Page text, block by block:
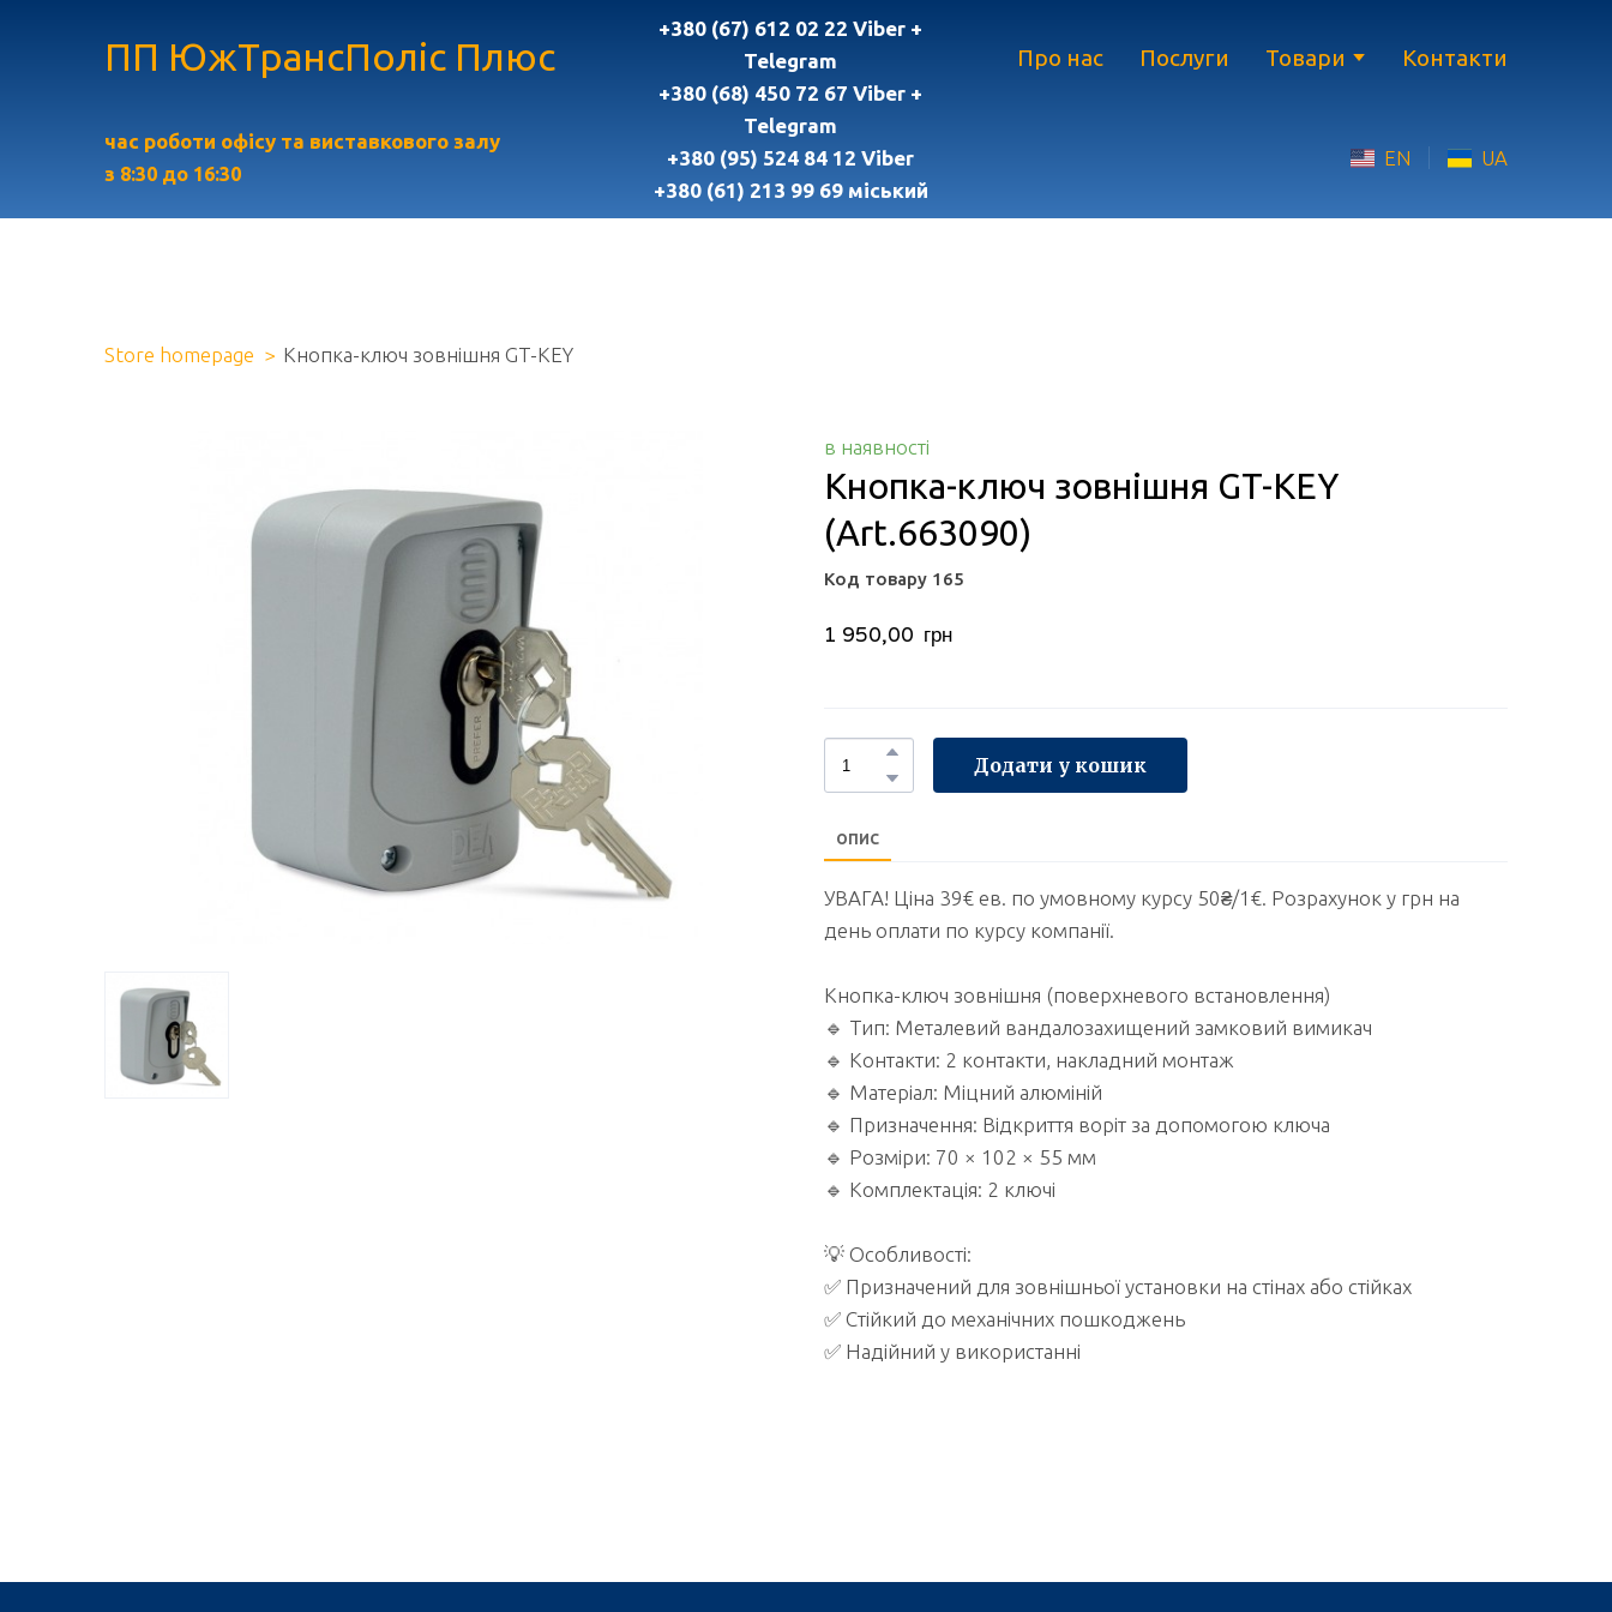
ПП ЮжТрансПоліс Плюс
час роботи офісу та виставкового залу
з 8:30 до 16:30
+380 (67) 612 02 22 Viber +
Telegram
+380 (68) 450 72 67 Viber +
Telegram
+380 (95) 524 84 12 Viber
+380 (61) 213 99 69 міський
Про нас Послуги Товари Контакти
EN UA
Store homepage Кнопка-ключ зовнішня GT-KEY
в наявності
Кнопка-ключ зовнішня GT-KEY
(Art.663090)
Код товару 165
1 950,00  грн
Додати у кошик
ОПИС
УВАГА! Ціна 39€ ев. по умовному курсу 50₴/1€. Розрахунок у грн на
день оплати по курсу компанії.
Кнопка-ключ зовнішня (поверхневого встановлення)
🔹 Тип: Металевий вандалозахищений замковий вимикач
🔹 Контакти: 2 контакти, накладний монтаж
🔹 Матеріал: Міцний алюміній
🔹 Призначення: Відкриття воріт за допомогою ключа
🔹 Розміри: 70 × 102 × 55 мм
🔹 Комплектація: 2 ключі
💡 Особливості:
✅ Призначений для зовнішньої установки на стінах або стійках
✅ Стійкий до механічних пошкоджень
✅ Надійний у використанні